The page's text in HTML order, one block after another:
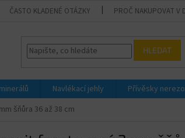
ČASTO KLADENÉ OTÁZKY PROČ NAKUPOVAT V
HLEDAT
Navlékací jehly Přívěsky
šňůra 36 až 38 cm